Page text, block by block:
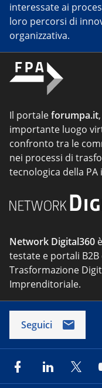
interessate ai
loro percorsi di
organizzativa.
Il portaleforumpa.it
importante luogo
confronto tra le
nei processi di
tecnologica della PA
Network Digital360
testate e portali
Trasformazione
Imprenditoriale.
Seguici